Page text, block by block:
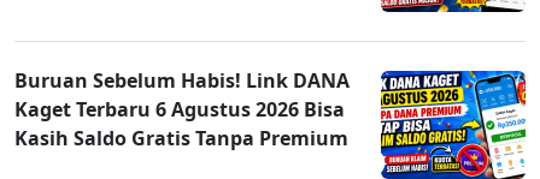
Buruan Sebelum Habis! Link DANA
Kaget Terbaru 6 Agustus 2026 Bisa
Kasih Saldo Gratis Tanpa Premium